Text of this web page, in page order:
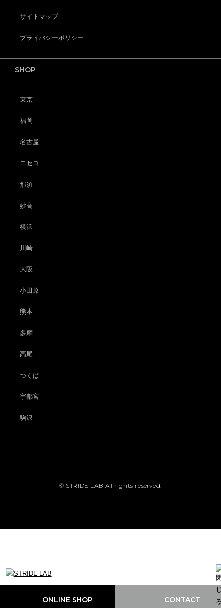
ONLINE SHOP CONTACT
サイトマップ
プライバシーポリシー
SHOP
東京
福岡
名古屋
ニセコ
那須
妙高
横浜
川崎
大阪
小田原
熊本
多摩
高尾
つくば
宇都宮
駒沢
© STRIDE LAB All rights reserved.